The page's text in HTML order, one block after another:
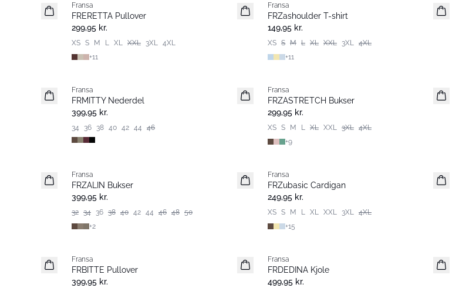
Nyhed
Fransa
FRERETTA Pullover
299,95 kr.
XS S M L XL XXL 3XL 4XL
+11
Nyhed
Fransa
FRZashoulder T-shirt
149,95 kr.
XS S M L XL XXL 3XL 4XL
+11
Nyhed
Fransa
FRMITTY Nederdel
399,95 kr.
34 36 38 40 42 44 46
Extended size
Fransa
FRZASTRETCH Bukser
299,95 kr.
XS S M L XL XXL 3XL 4XL
+9
Extended size
Fransa
FRZALIN Bukser
399,95 kr.
32 34 36 38 40 42 44 46 48 50
+2
Extended size
Fransa
FRZubasic Cardigan
249,95 kr.
XS S M L XL XXL 3XL 4XL
+15
Nyhed
Fransa
FRBITTE Pullover
399,95 kr.
Nyhed
Fransa
FRDEDINA Kjole
499,95 kr.